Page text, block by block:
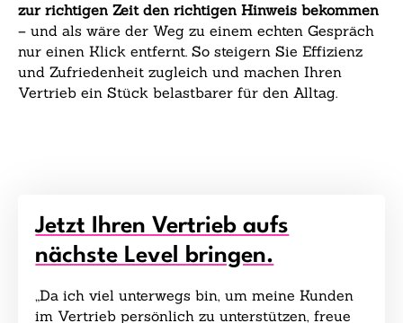
zur richtigen Zeit den richtigen Hinweis bekommen
– und als wäre der Weg zu einem echten Gespräch
nur einen Klick entfernt. So steigern Sie Effizienz
und Zufriedenheit zugleich und machen Ihren
Vertrieb ein Stück belastbarer für den Alltag.
Jetzt Ihren Vertrieb aufs
nächste Level bringen.
„Da ich viel unterwegs bin, um meine Kunden
im Vertrieb persönlich zu unterstützen, freue